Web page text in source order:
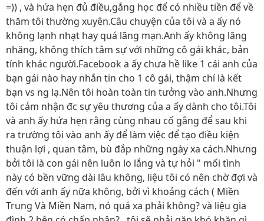
=)) , và hứa hẹn đủ điều,gắng học để có nhiều tiền để về
thăm tôi thường xuyên.Câu chuyện của tôi và a ấy nó
không lạnh nhạt hay quá lãng mạn.Anh ấy không lăng
nhăng, không thích tâm sự với những cô gái khác, bản
tính khác người.Facebook a ấy chưa hề like 1 cái anh của
bạn gái nào hay nhắn tin cho 1 cô gái, thậm chí là kết
bạn vs ng lạ.Nên tôi hoàn toàn tin tưởng vào anh.Nhưng
tôi cảm nhận đc sự yêu thương của a ấy dành cho tôi.Tôi
và anh ấy hứa hẹn rằng cùng nhau cố gắng để sau khi
ra trường tôi vào anh ấy để làm việc để tạo điều kiện
thuận lợi , quan tâm, bù đắp những ngày xa cách.Nhưng
bởi tôi là con gái nên luôn lo lắng và tự hỏi " mối tình
này có bền vững dài lâu không, liệu tôi có nên chờ đợi và
đến với anh ấy nữa không, bởi vì khoảng cách ( Miền
Trung Và Miền Nam, nó quá xa phải không? và liệu gia